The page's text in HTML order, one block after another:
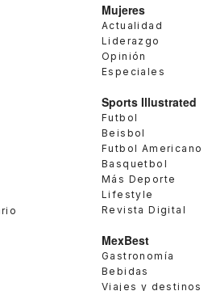
Mujeres
Actualidad
Liderazgo
Opinión
Especiales
Sports Illustrated
Futbol
Beisbol
Futbol Americano
Basquetbol
Más Deporte
Lifestyle
Revista Digital
MexBest
Gastronomía
Bebidas
Viajes y destinos